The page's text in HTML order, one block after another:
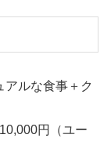
ルな食事＋ク
円（ユー